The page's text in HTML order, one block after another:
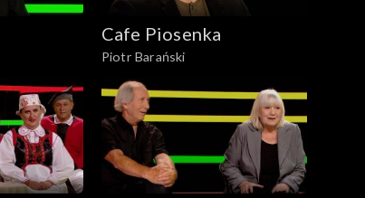
Cafe Piosenka
Piotr Barański